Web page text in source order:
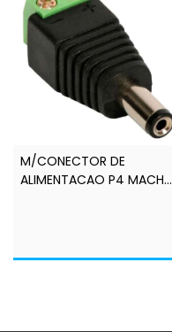
M/CONECTOR DE
ALIMENTACAO P4 MACHO